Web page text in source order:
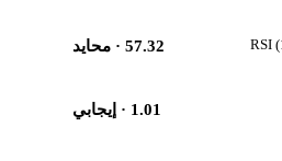
57.32· محايد
1.01· إيجابي